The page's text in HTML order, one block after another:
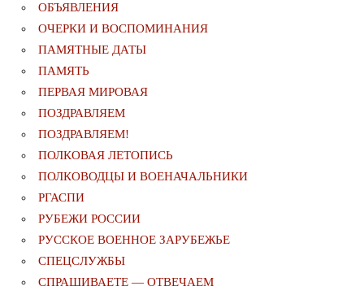
ОБЪЯВЛЕНИЯ
ОЧЕРКИ И ВОСПОМИНАНИЯ
ПАМЯТНЫЕ ДАТЫ
ПАМЯТЬ
ПЕРВАЯ МИРОВАЯ
ПОЗДРАВЛЯЕМ
ПОЗДРАВЛЯЕМ!
ПОЛКОВАЯ ЛЕТОПИСЬ
ПОЛКОВОДЦЫ И ВОЕНАЧАЛЬНИКИ
РГАСПИ
РУБЕЖИ РОССИИ
РУССКОЕ ВОЕННОЕ ЗАРУБЕЖЬЕ
СПЕЦСЛУЖБЫ
СПРАШИВАЕТЕ — ОТВЕЧАЕМ